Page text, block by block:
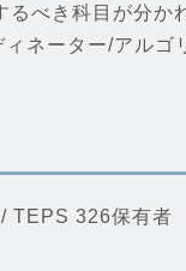
べき科目が分か
ネーター/アル
TEPS 326保有者